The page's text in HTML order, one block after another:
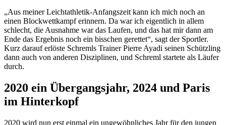
„Aus meiner Leichtathletik-Anfangszeit kann ich mich noch an
einen Blockwettkampf erinnern. Da war ich eigentlich in allem
schlecht, die Ausnahme war das Laufen, und das hat mir dann am
Ende das Ergebnis noch ein bisschen gerettet“, sagt der Sportler.
Kurz darauf erlöste Schremls Trainer Pierre Ayadi seinen Schützling
dann auch von anderen Disziplinen, und Schreml startete als Läufer
durch.
2020 ein Übergangsjahr, 2024 und Paris
im Hinterkopf
2020 wird nun erst einmal ein ungewöhnliches Jahr für den jungen